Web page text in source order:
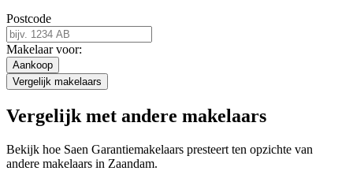
Postcode
Makelaar voor:
Aankoop
Vergelijk makelaars
Vergelijk met andere makelaars
Bekijk hoe Saen Garantiemakelaars presteert ten opzichte van
andere makelaars in Zaandam.